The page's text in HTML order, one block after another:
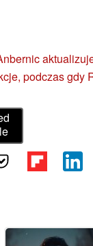
podczas gdy